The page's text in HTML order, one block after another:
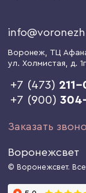
Воронеж, ТЦ
ул. Холмистая, д. 1г
+7 (473)
+7 (900)
Заказать
Воронежсвет
© Воронежсвет.